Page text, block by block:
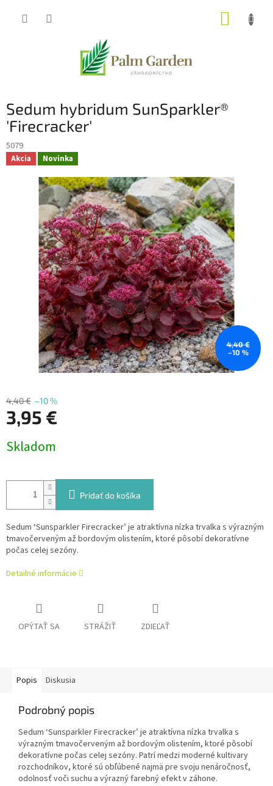
Sedum hybridum SunSparkler®
'Firecracker'
5079
Akcia Novinka
4,40 €
–10 %
4,40 € –10 %
3,95 €
cena:
Skladom
Pridať do košíka
Sedum ‘Sunsparkler Firecracker’ je atraktívna nízka trvalka s výrazným
tmavočerveným až bordovým olistením, ktoré pôsobí dekoratívne
počas celej sezóny.
Detailné informácie
OPÝTAŤ SA STRÁŽIŤ ZDIEĽAŤ
Popis Diskusia
Podrobný popis
Sedum ‘Sunsparkler Firecracker’ je atraktívna nízka trvalka s
výrazným tmavočerveným až bordovým olistením, ktoré pôsobí
dekoratívne počas celej sezóny. Patrí medzi moderné kultivary
rozchodníkov, ktoré sú obľúbené najmä pre svoju nenáročnosť,
odolnosť voči suchu a výrazný farebný efekt v záhone.